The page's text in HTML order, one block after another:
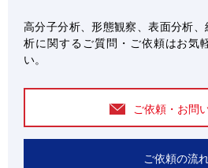
高分子分析、形態観察、表面分析
析に関するご質問・ご依頼はお気
い。
ご依頼・お問
ご依頼の流